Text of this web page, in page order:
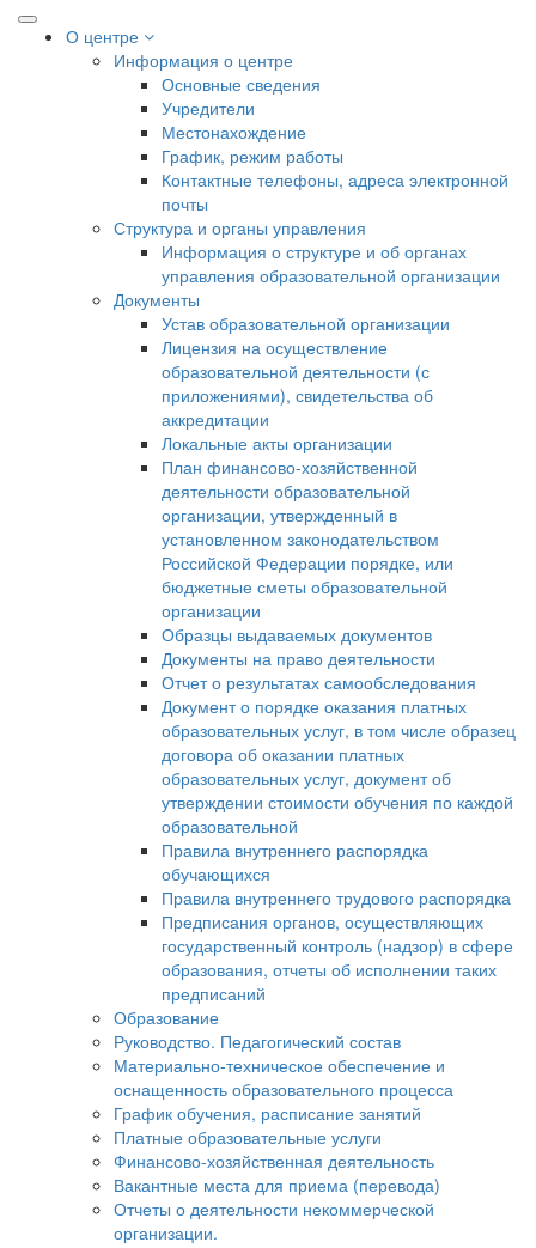
О центре
Информация о центре
Основные сведения
Учредители
Местонахождение
График, режим работы
Контактные телефоны, адреса электронной
почты
Структура и органы управления
Информация о структуре и об органах
управления образовательной организации
Документы
Устав образовательной организации
Лицензия на осуществление
образовательной деятельности (с
приложениями), свидетельства об
аккредитации
Локальные акты организации
План финансово-хозяйственной
деятельности образовательной
организации, утвержденный в
установленном законодательством
Российской Федерации порядке, или
бюджетные сметы образовательной
организации
Образцы выдаваемых документов
Документы на право деятельности
Отчет о результатах самообследования
Документ о порядке оказания платных
образовательных услуг, в том числе образец
договора об оказании платных
образовательных услуг, документ об
утверждении стоимости обучения по каждой
образовательной
Правила внутреннего распорядка
обучающихся
Правила внутреннего трудового распорядка
Предписания органов, осуществляющих
государственный контроль (надзор) в сфере
образования, отчеты об исполнении таких
предписаний
Образование
Руководство. Педагогический состав
Материально-техническое обеспечение и
оснащенность образовательного процесса
График обучения, расписание занятий
Платные образовательные услуги
Финансово-хозяйственная деятельность
Вакантные места для приема (перевода)
Отчеты о деятельности некоммерческой
организации.